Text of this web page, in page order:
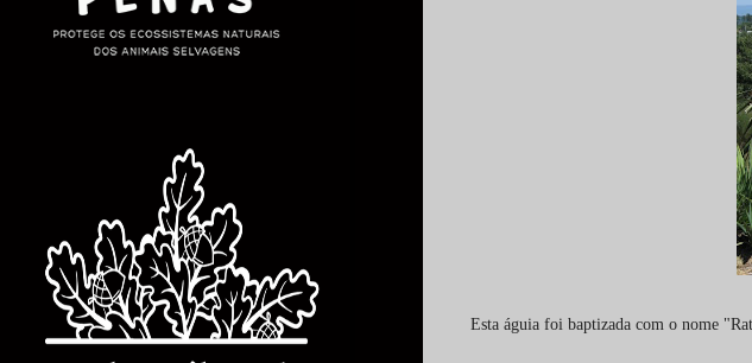
Esta águia foi baptizada com o nome